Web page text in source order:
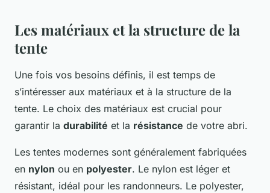
Les matériaux et la structure de la
tente
Une fois vos besoins définis, il est temps de
s’intéresser aux matériaux et à la structure de la
tente. Le choix des matériaux est crucial pour
garantir la durabilité et la résistance de votre abri.
Les tentes modernes sont généralement fabriquées
en nylon ou en polyester. Le nylon est léger et
résistant, idéal pour les randonneurs. Le polyester,